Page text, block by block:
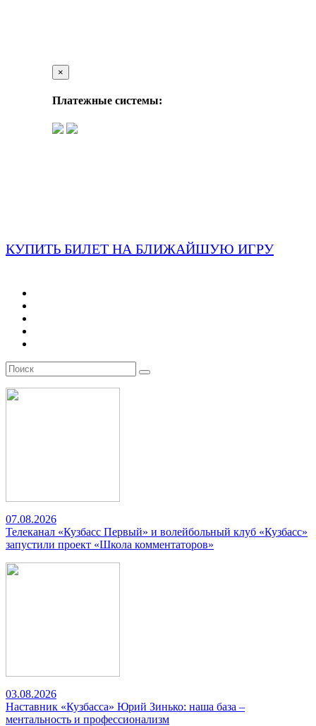
×
Платежные системы:
КУПИТЬ БИЛЕТ НА БЛИЖАЙШУЮ ИГРУ
07.08.2026
Телеканал «Кузбасс Первый» и волейбольный клуб «Кузбасс»
запустили проект «Школа комментаторов»
03.08.2026
Наставник «Кузбасса» Юрий Зинько: наша база –
ментальность и профессионализм